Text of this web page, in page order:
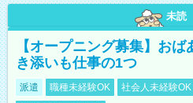
未読
【オープニング募集】お
き添いも仕事の1つ
派遣 職種未経験OK 社会人未経験OK